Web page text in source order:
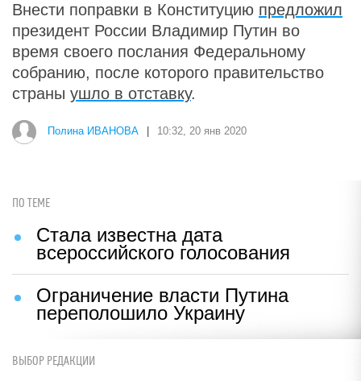
Внести поправки в Конституцию предложил
президент России Владимир Путин во
время своего послания Федеральному
собранию, после которого правительство
страны ушло в отставку.
Полина ИВАНОВА 10:32, 20 янв 2020
ПО ТЕМЕ
Стала известна дата
всероссийского голосования
Ограничение власти Путина
переполошило Украину
ВЫБОР РЕДАКЦИИ